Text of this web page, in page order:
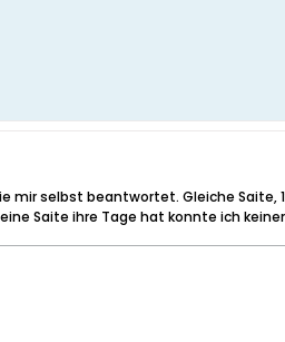
selbst beantwortet. Gleiche Saite,
Saite ihre Tage hat konnte ich